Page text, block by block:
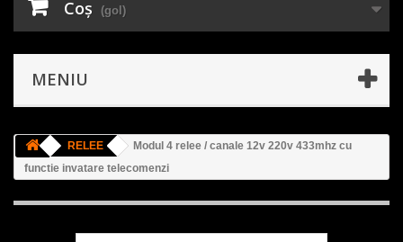
Coş (gol)
MENIU
RELEE
Modul 4 relee / canale 12v 220v 433mhz cu
functie invatare telecomenzi